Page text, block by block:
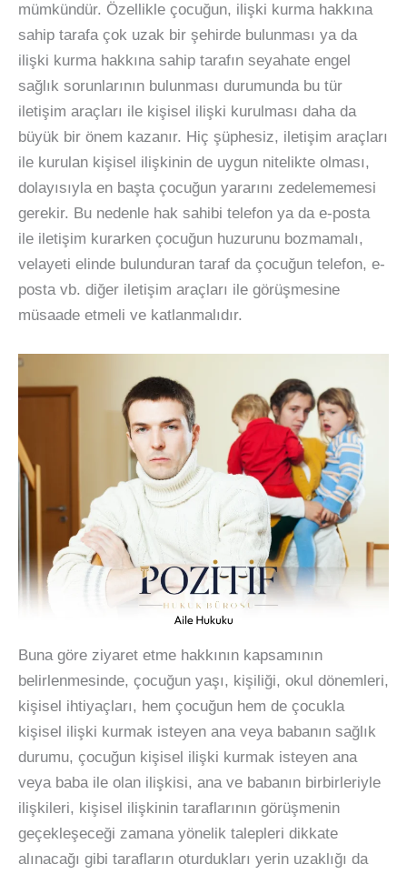
mümkündür. Özellikle çocuğun, ilişki kurma hakkına
sahip tarafa çok uzak bir şehirde bulunması ya da
ilişki kurma hakkına sahip tarafın seyahate engel
sağlık sorunlarının bulunması durumunda bu tür
iletişim araçları ile kişisel ilişki kurulması daha da
büyük bir önem kazanır. Hiç şüphesiz, iletişim araçları
ile kurulan kişisel ilişkinin de uygun nitelikte olması,
dolayısıyla en başta çocuğun yararını zedelememesi
gerekir. Bu nedenle hak sahibi telefon ya da e-posta
ile iletişim kurarken çocuğun huzurunu bozmamalı,
velayeti elinde bulunduran taraf da çocuğun telefon, e-
posta vb. diğer iletişim araçları ile görüşmesine
müsaade etmeli ve katlanmalıdır.
Buna göre ziyaret etme hakkının kapsamının
belirlenmesinde, çocuğun yaşı, kişiliği, okul dönemleri,
kişisel ihtiyaçları, hem çocuğun hem de çocukla
kişisel ilişki kurmak isteyen ana veya babanın sağlık
durumu, çocuğun kişisel ilişki kurmak isteyen ana
veya baba ile olan ilişkisi, ana ve babanın birbirleriyle
ilişkileri, kişisel ilişkinin taraflarının görüşmenin
geçekleşeceği zamana yönelik talepleri dikkate
alınacağı gibi tarafların oturdukları yerin uzaklığı da